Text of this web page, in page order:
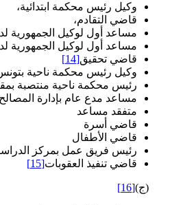
وكيل رئيس محكمة ابتدائية،
قاضي التقادم،
مساعد أول لوكيل الجمهورية
مساعد أول لوكيل الجمهورية
قاضي تحقيق[14]
وكيل رئيس محكمة ناحية
رئيس محكمة ناحية منتصبة
مساعد مدع عام بإدارة المصالح
متفقد مساعد
قاضي أسرة
قاضي الأطفال
رئيس فريق عمل بمركز
قاضي تنفيذ العقوبات[15]
(ج)[16]